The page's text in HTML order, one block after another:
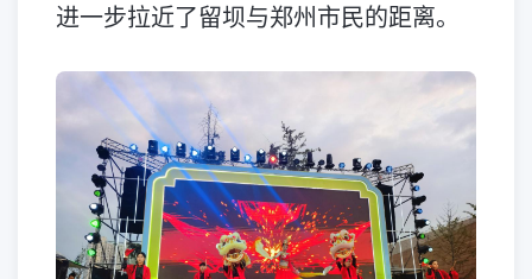
进一步拉近了留坝与郑州市民的距离。